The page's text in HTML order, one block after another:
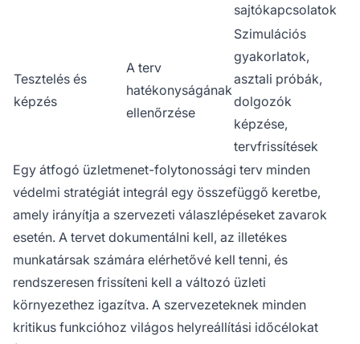
sajtókapcsolatok
Tesztelés és
képzés
A terv
hatékonyságának
ellenőrzése
Szimulációs
gyakorlatok,
asztali próbák,
dolgozók
képzése,
tervfrissítések
Egy átfogó üzletmenet-folytonossági terv minden
védelmi stratégiát integrál egy összefüggő keretbe,
amely irányítja a szervezeti válaszlépéseket zavarok
esetén. A tervet dokumentálni kell, az illetékes
munkatársak számára elérhetővé kell tenni, és
rendszeresen frissíteni kell a változó üzleti
környezethez igazítva. A szervezeteknek minden
kritikus funkcióhoz világos helyreállítási időcélokat